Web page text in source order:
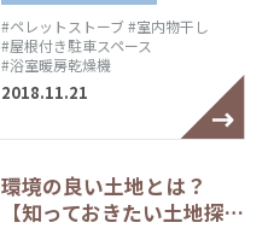
#ペレットストーブ#室内物干し
#屋根付き駐車スペース
#浴室暖房乾燥機
2018.11.21
環境の良い土地とは？
【知っておきたい土地探…